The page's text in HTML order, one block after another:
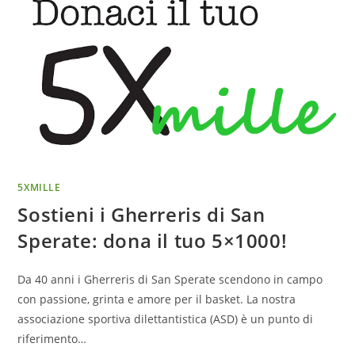
5XMILLE
Sostieni i Gherreris di San
Sperate: dona il tuo 5×1000!
Da 40 anni i Gherreris di San Sperate scendono in campo
con passione, grinta e amore per il basket. La nostra
associazione sportiva dilettantistica (ASD) è un punto di
riferimento…